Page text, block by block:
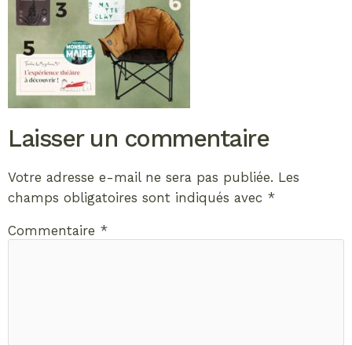
Laisser un commentaire
Votre adresse e-mail ne sera pas publiée. Les
champs obligatoires sont indiqués avec *
Commentaire *